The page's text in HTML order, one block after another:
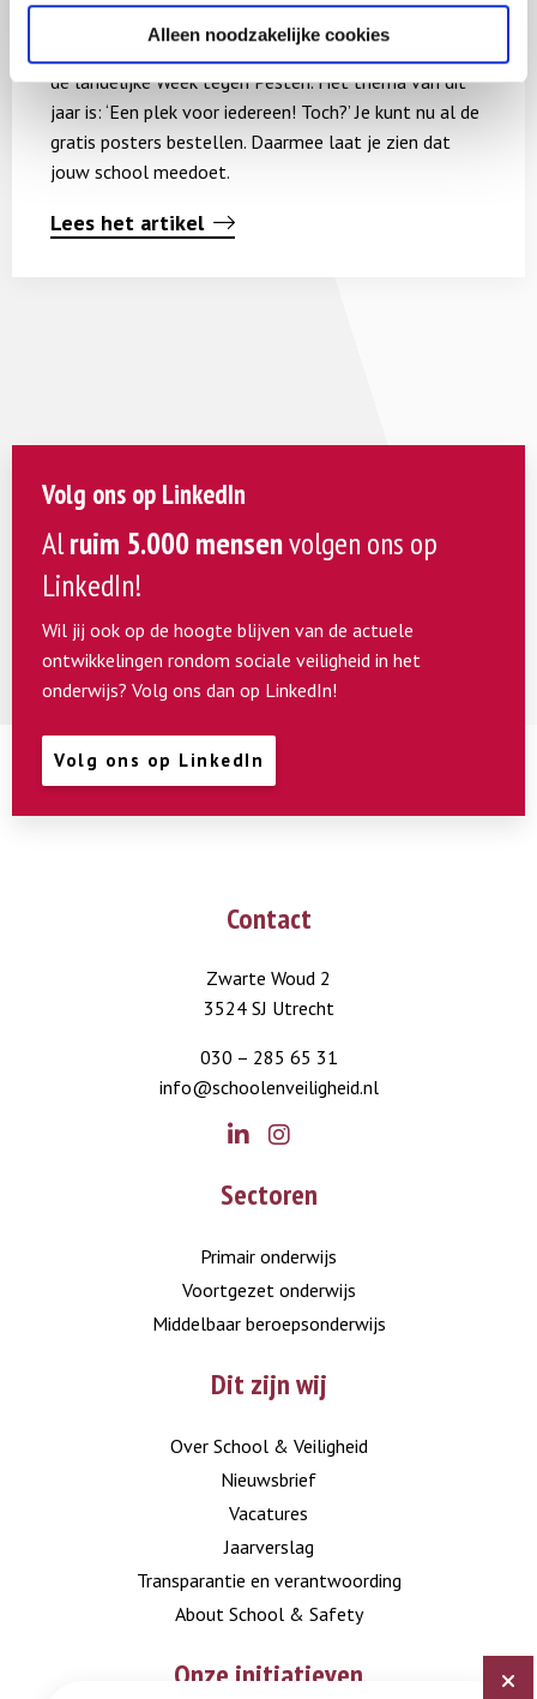
Alleen noodzakelijke cookies
plek
iedereen!
Toch?
Van 21 t/m 25 september 2026 organiseren we weer
de landelijke Week tegen Pesten. Het thema van dit
jaar is: ‘Een plek voor iedereen! Toch?’ Je kunt nu al de
gratis posters bestellen. Daarmee laat je zien dat
jouw school meedoet.
Lees het artikel
Volg ons op LinkedIn
Alruim 5.000 mensenvolgen ons op
LinkedIn!
Wil jij ook op de hoogte blijven van de actuele
ontwikkelingen rondom sociale veiligheid in het
onderwijs? Volg ons dan op LinkedIn!
Volg ons op LinkedIn
Contact
Zwarte Woud 2
3524 SJ Utrecht
030 – 285 65 31
info@schoolenveiligheid.nl
Sectoren
Primair onderwijs
Voortgezet onderwijs
Middelbaar beroepsonderwijs
Dit zijn wij
Over School & Veiligheid
Nieuwsbrief
Vacatures
Jaarverslag
Transparantie en verantwoording
About School & Safety
Onze initiatieven